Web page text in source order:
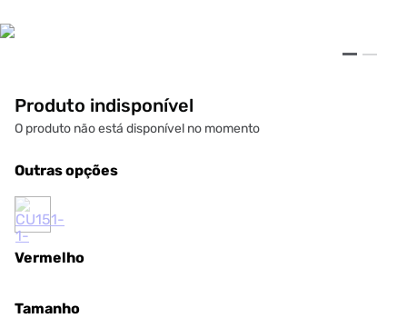
Produto indisponível
O produto não está disponível no momento
Outras opções
Vermelho
Tamanho